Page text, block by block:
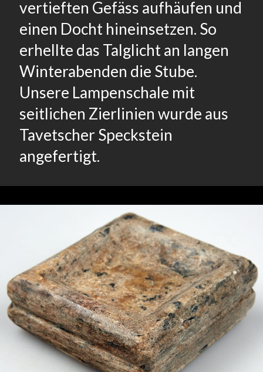
vertieften Gefäss aufhäufen und
einen Docht hineinsetzen. So
erhellte das Talglicht an langen
Winterabenden die Stube.
Unsere Lampenschale mit
seitlichen Zierlinien wurde aus
Tavetscher Speckstein
angefertigt.